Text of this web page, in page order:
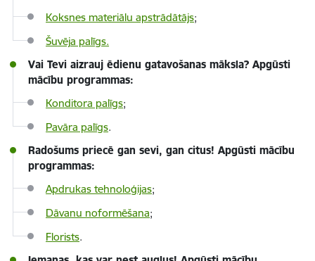
Koksnes materiālu apstrādātājs;
Šuvēja palīgs.
Vai Tevi aizrauj ēdienu gatavošanas māksla? Apgūsti
mācību programmas:
Konditora palīgs;
Pavāra palīgs.
Radošums priecē gan sevi, gan citus! Apgūsti mācību
programmas:
Apdrukas tehnoloģijas;
Dāvanu noformēšana;
Florists.